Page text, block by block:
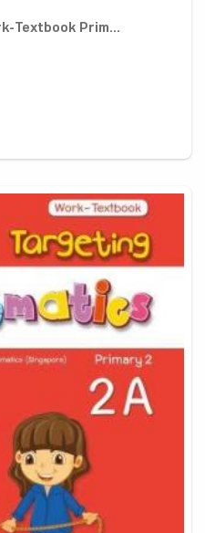
Textbook Prim...